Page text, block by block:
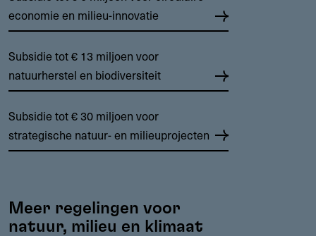
economie en milieu-innovatie
Subsidie tot € 13 miljoen voor
natuurherstel en biodiversiteit
Subsidie tot € 30 miljoen voor
strategische natuur- en milieuprojecten
Meer regelingen voor
natuur, milieu en klimaat